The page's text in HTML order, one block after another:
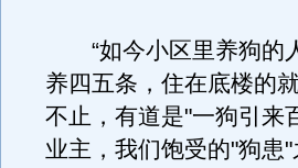
“如今小区里养狗的
养四五条，住在底楼的
不止，有道是"一狗引来
业主，我们饱受的"狗患